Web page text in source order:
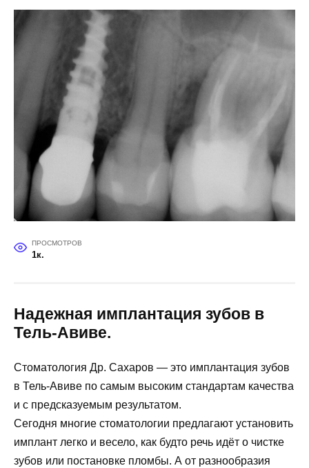
ПРОСМОТРОВ
1к.
Надежная имплантация зубов в
Тель-Авиве.
Стоматология Др. Сахаров — это имплантация зубов
в Тель-Авиве по самым высоким стандартам качества
и с предсказуемым результатом.
Сегодня многие стоматологии предлагают установить
имплант легко и весело, как будто речь идёт о чистке
зубов или постановке пломбы. А от разнообразия